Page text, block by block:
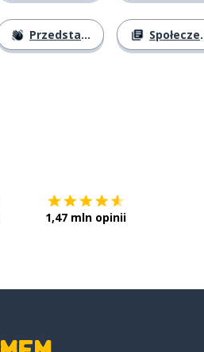
Przedstawianie się Społeczeństwo
1,47 mln opinii